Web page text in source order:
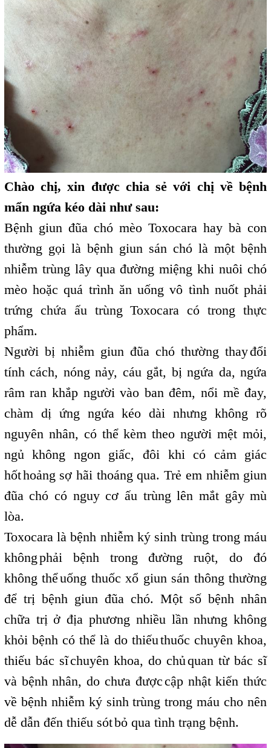
Chào chị, xin được chia sẻ với chị về bệnh
mẩn ngứa kéo dài như sau:
Bệnh giun đũa chó mèo Toxocara hay bà con
thường gọi là bệnh giun sán chó là một bệnh
nhiễm trùng lây qua đường miệng khi nuôi chó
mèo hoặc quá trình ăn uống vô tình nuốt phải
trứng chứa ấu trùng Toxocara có trong thực
phẩm.
Người bị nhiễm giun đũa chó thường thay,đổi
tính cách, nóng nảy, cáu gắt, bị ngứa da, ngứa
râm ran khắp người vào ban đêm, nổi mề đay,
chàm dị ứng ngứa kéo dài nhưng không rõ
nguyên nhân, có thể kèm theo người mệt mỏi,
ngủ không ngon giấc, đôi khi có cảm giác
hốt,hoảng sợ hãi thoáng qua. Trẻ em nhiễm giun
đũa chó có nguy cơ ấu trùng lên mắt gây mù
lòa.
Toxocara là bệnh nhiễm ký sinh trùng trong máu
khôngphải bệnh trong đường ruột, do đó
không thể,uống thuốc xổ giun sán thông thường
để trị bệnh giun đũa chó. Một số bệnh nhân
chữa trị ở địa phương nhiều lần nhưng không
khỏi bệnh có thể là do thiếu,thuốc chuyên khoa,
thiếu bác sĩ,chuyên khoa, do chủ ,quan từ bác sĩ
và bệnh nhân, do chưa đượccập nhật kiến thức
về bệnh nhiễm ký sinh trùng trong máu cho nên
dễ dẫn đến thiếu sót,bỏ qua tình trạng bệnh.